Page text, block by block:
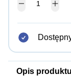
Opis produktu